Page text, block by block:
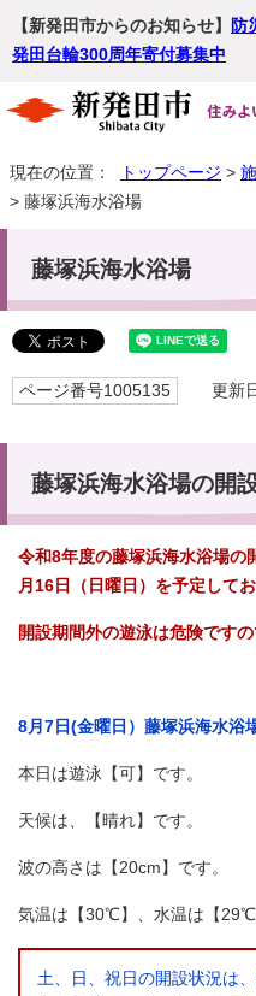
【新発田市からのお知らせ】 防
発田台輪300周年寄付募集中
現在の位置： トップページ >
> 藤塚浜海水浴場
藤塚浜海水浴場
ページ番号1005135 更新
藤塚浜海水浴場の開
令和8年度の藤塚浜海水浴場の
月16日（日曜日）を予定してお
開設期間外の遊泳は危険ですの
8月7 日(金曜日）藤塚浜海水
本日は遊泳【可】です。
天候は、【晴れ】です。
波の高さは【20cm】です。
気温は【30℃】、水温は【29℃
土、日、祝日の開設状況は